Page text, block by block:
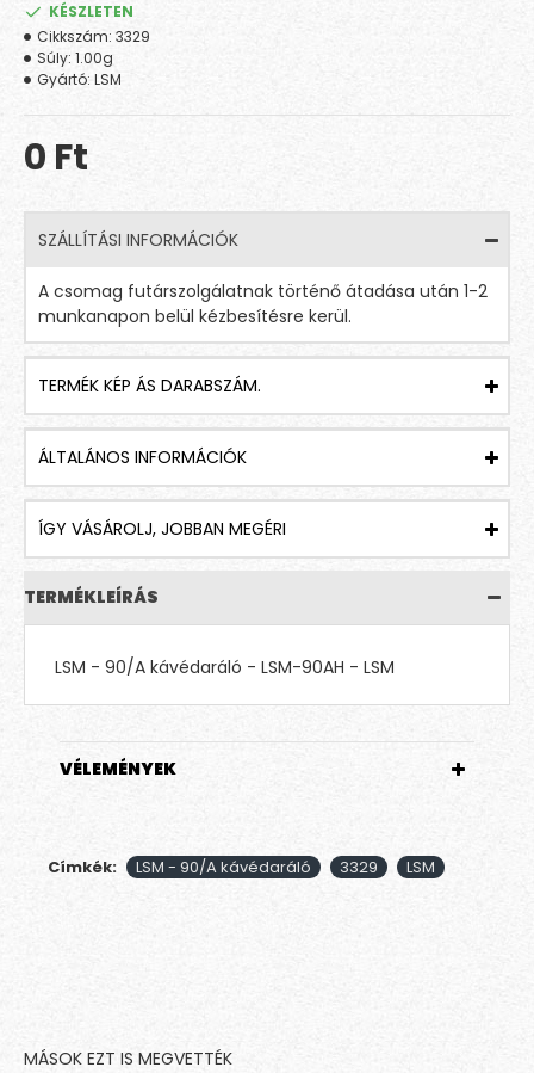
0 Ft
KÉSZLETEN
Cikkszám: 3329
Súly: 1.00g
Gyártó: LSM
SZÁLLÍTÁSI INFORMÁCIÓK
A csomag futárszolgálatnak történő átadása után 1-2
munkanapon belül kézbesítésre kerül.
TERMÉK KÉP ÁS DARABSZÁM.
ÁLTALÁNOS INFORMÁCIÓK
ÍGY VÁSÁROLJ, JOBBAN MEGÉRI
TERMÉKLEÍRÁS
LSM - 90/A kávédaráló - LSM-90AH - LSM
VÉLEMÉNYEK
Címkék: LSM - 90/A kávédaráló 3329 LSM
MÁSOK EZT IS MEGVETTÉK